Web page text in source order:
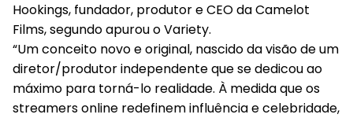
Hookings, fundador, produtor e CEO da Camelot
Films, segundo apurou o Variety.
“Um conceito novo e original, nascido da visão de um
diretor/produtor independente que se dedicou ao
máximo para torná-lo realidade. À medida que os
streamers online redefinem influência e celebridade,